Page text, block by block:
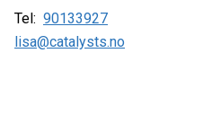
Tel: 90133927
lisa@catalysts.no